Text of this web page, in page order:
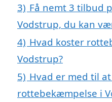
3) Få nemt 3 tilbud
Vodstrup, du kan
4) Hvad koster
Vodstrup?
5) Hvad er med til
rottebekæmpelse i